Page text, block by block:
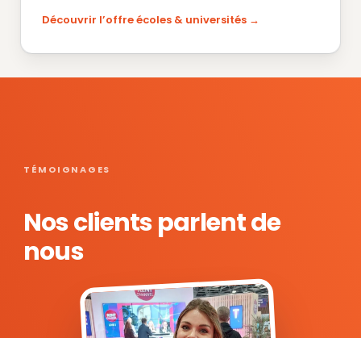
Découvrir l’offre écoles & universités
TÉMOIGNAGES
Nos clients parlent de
nous